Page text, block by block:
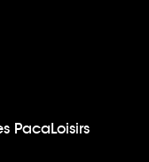
PacaLoisirs